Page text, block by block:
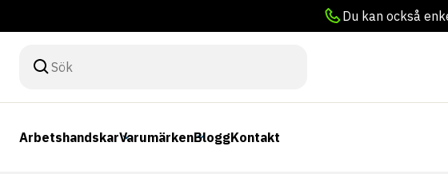
Du kan också
ArbetshandskarVarumärkenBloggKontakt